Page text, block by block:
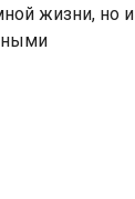
жизни, но и